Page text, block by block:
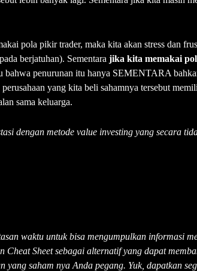
pola pikir trader, maka kita akan stress dan
berjatuhan). Sementara jika kita memakai
bahwa penurunan itu hanya SEMENTARA
yang kita beli sahamnya tersebut
sama keluarga.
dengan metode value investing yang secara
waktu untuk bisa mengumpulkan informasi
Cheat Sheet sebagai alternatif yang dapat
yang saham nya Anda pegang. Yuk, dapatkan